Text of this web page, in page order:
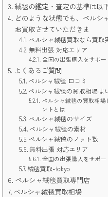
絨毯の鑑定・査定の基準は以
どのような状態でも、ペルシ
お買取させていただきま
ペルシャ絨毯買取なら買取
無料出張 対応エリア
全国の出張購入をサポー
よくあるご質問
ペルシャ絨毯 口コミ
ペルシャ絨毯の買取相場は
ペルシャ絨毯の買取相
ントとは
ペルシャ絨毯のサイズ
ペルシャ絨毯の素材
ペルシャ絨毯のノット数
無料出張 対応エリア
全国の出張購入をサポー
絨毯買取-tokyo
ペルシャ絨毯買取専門店
ペルシャ絨毯買取相場